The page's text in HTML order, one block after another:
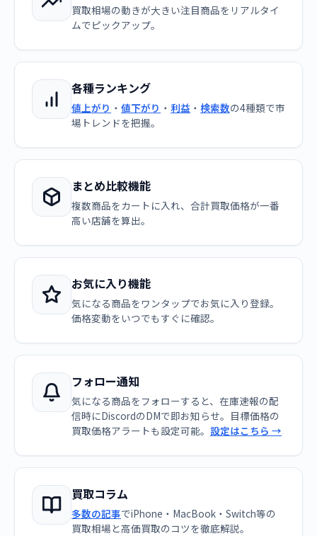
買取相場の動きが大きい注目商品をリアルタイ
ムでピックアップ。
各種ランキング
値上がり ・ 値下がり ・ 利益 ・ 検索数の4種類で市
場トレンドを把握。
まとめ比較機能
複数商品をカートに入れ、合計買取価格が一番
高い店舗を算出。
お気に入り機能
気になる商品をワンタップでお気に入り登録。
価格変動をいつでもすぐに確認。
フォロー通知
気になる商品をフォローすると、在庫速報の配
信時にDiscordのDMで即お知らせ。目標価格の
買取価格アラートも設定可能。 設定はこちら →
買取コラム
多数の記事でiPhone・MacBook・Switch等の
買取相場と高価買取のコツを徹底解説。